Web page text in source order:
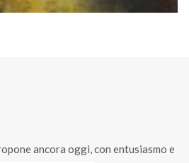
ancora oggi, con entusiasmo e